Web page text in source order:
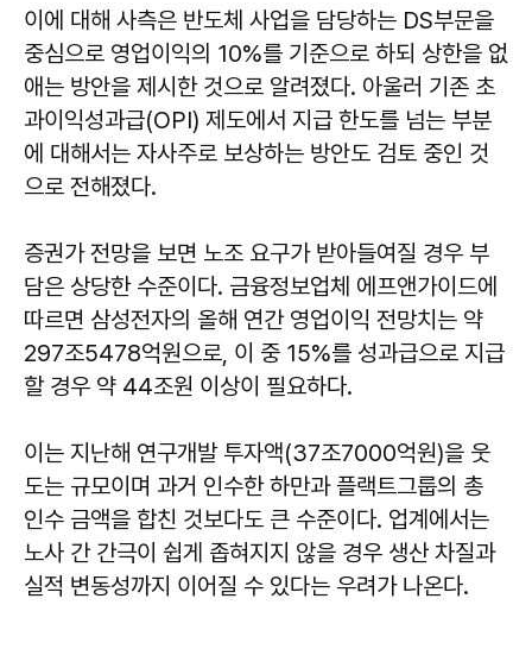
이에 대해 사측은 반도체 사업을 담당하는 DS부문을
중심으로 영업이익의 10%를 기준으로 하되 상한을 없
애는 방안을 제시한 것으로 알려졌다. 아울러 기존 초
과이익성과급(OPI) 제도에서 지급 한도를 넘는 부분
에 대해서는 자사주로 보상하는 방안도 검토 중인 것
으로 전해졌다.
증권가 전망을 보면 노조 요구가 받아들여질 경우 부
담은 상당한 수준이다. 금융정보업체 에프앤가이드에
따르면 삼성전자의 올해 연간 영업이익 전망치는 약
297조5478억원으로, 이 중 15%를 성과급으로 지급
할 경우 약 44조원 이상이 필요하다.
이는 지난해 연구개발 투자액(37조7000억원)을 웃
도는 규모이며 과거 인수한 하만과 플랙트그룹의 총
인수 금액을 합친 것보다도 큰 수준이다. 업계에서는
노사 간 간극이 쉽게 좁혀지지 않을 경우 생산 차질과
실적 변동성까지 이어질 수 있다는 우려가 나온다.